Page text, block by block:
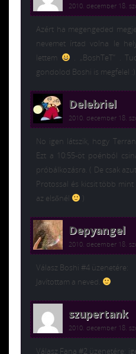
2010. december 18.
Azért ha megengeded
nevemet írtad volna le
lettem
. „BoshTeT” .
gondolod Boshi is megfelel :).
Delebriel
2010. december 18.
No igen látszik, hogy
Ezt a 10:55-öt poénból
próbálkozásra. ( De csak
Protossal és kicsit több
az elsőnél
)
Depyangel
2010. december 18.
Válasz Boshi #4 üzenetére:
Javítottam a neved.
szupertank
2010. december 18.
Válasz Fana #2 üzenetére: